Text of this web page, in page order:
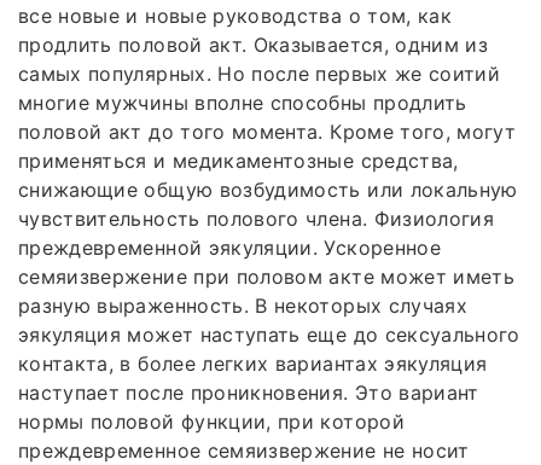
все новые и новые руководства о том, как
продлить половой акт. Оказывается, одним из
самых популярных. Но после первых же соитий
многие мужчины вполне способны продлить
половой акт до того момента. Кроме того, могут
применяться и медикаментозные средства,
снижающие общую возбудимость или локальную
чувствительность полового члена. Физиология
преждевременной эякуляции. Ускоренное
семяизвержение при половом акте может иметь
разную выраженность. В некоторых случаях
эякуляция может наступать еще до сексуального
контакта, в более легких вариантах эякуляция
наступает после проникновения. Это вариант
нормы половой функции, при которой
преждевременное семяизвержение не носит